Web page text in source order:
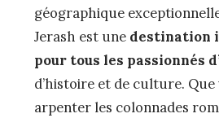
géographique
Jerash est une destination
pour tous les passionnés
d’histoire et de culture.
arpenter les colonnades